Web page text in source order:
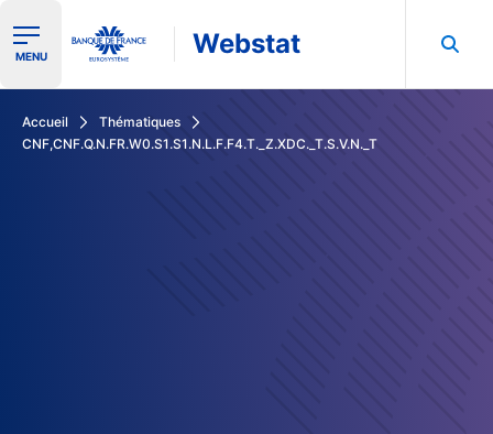
Ouvrir le menu de navigation
MENU Webstat
Accueil
Thématiques
CNF,CNF.Q.N.FR.W0.S1.S1.N.L.F.F4.T._Z.XDC._T.S.V.N._T